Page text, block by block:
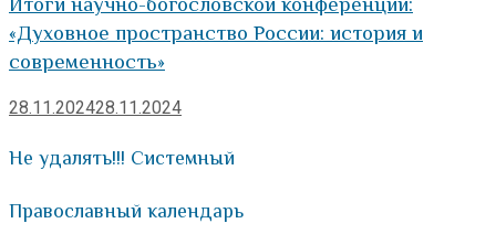
«Духовное пространство России: история и
современность»
28.11.202428.11.2024
Не удалять!!! Системный
Православный календарь